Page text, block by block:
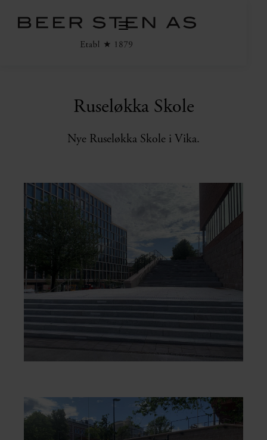
Ruseløkka Skole
Nye Ruseløkka Skole i Vika.